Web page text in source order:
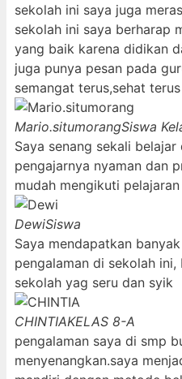
sekolah ini saya juga
sekolah ini saya berharap
yang baik karena didikan
juga punya pesan pada
semangat terus,sehat
Mario.situmorangSiswa
Saya senang sekali
pengajarnya nyaman dan
mudah mengikuti pelajaran
DewiSiswa
Saya mendapatkan
pengalaman di sekolah
sekolah yag seru dan syik
CHINTIAKELAS 8-A
pengalaman saya di smp
menyenangkan.saya